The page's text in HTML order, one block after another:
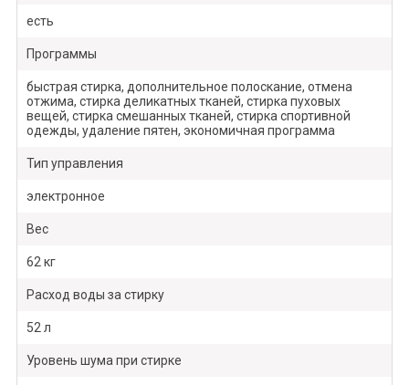
есть
Программы
быстрая стирка, дополнительное полоскание, отмена
отжима, стирка деликатных тканей, стирка пуховых
вещей, стирка смешанных тканей, стирка спортивной
одежды, удаление пятен, экономичная программа
Тип управления
электронное
Вес
62 кг
Расход воды за стирку
52 л
Уровень шума при стирке